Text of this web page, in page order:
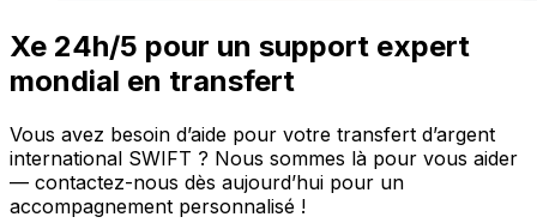
Xe 24h/5 pour un support expert
mondial en transfert
Vous avez besoin d’aide pour votre transfert d’argent
international SWIFT ? Nous sommes là pour vous aider
— contactez-nous dès aujourd’hui pour un
accompagnement personnalisé !